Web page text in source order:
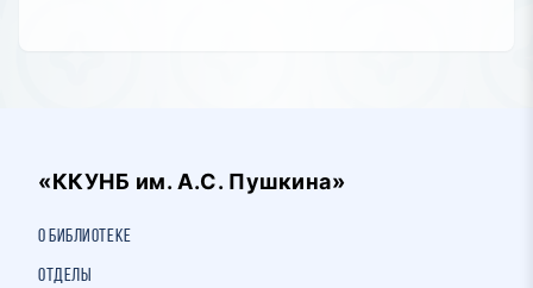
«ККУНБ им. А.С. Пушкина»
О библиотеке
Отделы